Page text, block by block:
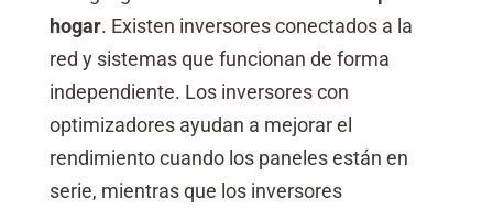
hogar. Existen inversores conectados a la
red y sistemas que funcionan de forma
independiente. Los inversores con
optimizadores ayudan a mejorar el
rendimiento cuando los paneles están en
serie, mientras que los inversores